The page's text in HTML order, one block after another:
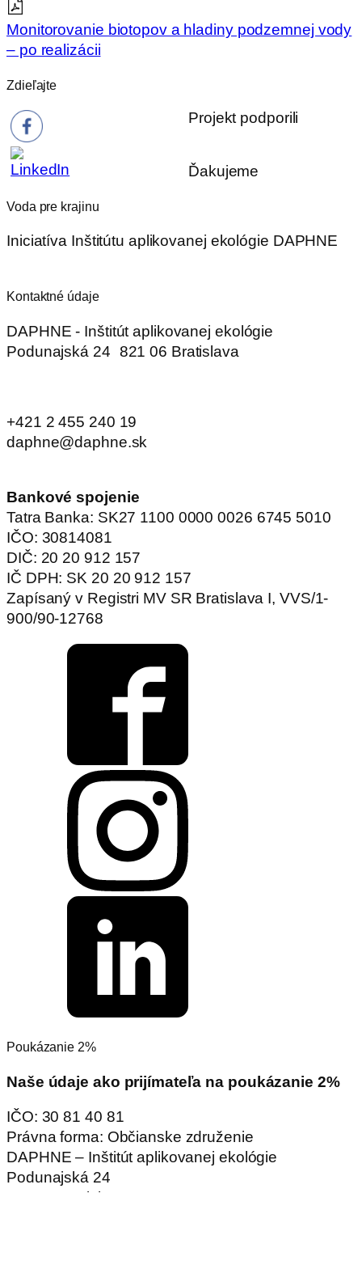
Monitorovanie biotopov a hladiny podzemnej vody
– po realizácii
Zdieľajte
Projekt podporili
Ďakujeme
Voda pre krajinu
Iniciatíva Inštitútu aplikovanej ekológie DAPHNE
Kontaktné údaje
DAPHNE - Inštitút aplikovanej ekológie
Podunajská 24 821 06 Bratislava
+421 2 455 240 19
daphne@daphne.sk
Bankové spojenie
Tatra Banka: SK27 1100 0000 0026 6745 5010
IČO: 30814081
DIČ: 20 20 912 157
IČ DPH: SK 20 20 912 157
Zapísaný v Registri MV SR Bratislava I, VVS/1-
900/90-12768
Poukázanie 2%
Naše údaje ako prijímateľa na poukázanie 2%
IČO: 30 81 40 81
Právna forma: Občianske združenie
DAPHNE – Inštitút aplikovanej ekológie
Podunajská 24
821 06 Bratislava